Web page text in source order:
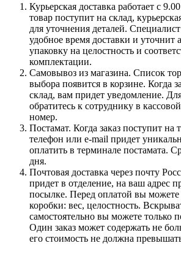
Курьерская доставка работает с
товар поступит на склад,
для уточнения деталей.
удобное время доставки и уточнит
упаковку на целостность и
комплектации.
Самовывоз из магазина. Список
выбора появится в корзине. Когда
склад, вам придет уведомление.
обратитесь к сотруднику в
номер.
Постамат. Когда заказ поступит на
телефон или e-mail придет
оплатить в терминале постамата.
дня.
Почтовая доставка через почту
придет в отделение, на ваш адрес
посылке. Перед оплатой вы можете
коробки: вес, целостность.
самостоятельно вы можете только
Один заказ может содержать не
его стоимость не должна